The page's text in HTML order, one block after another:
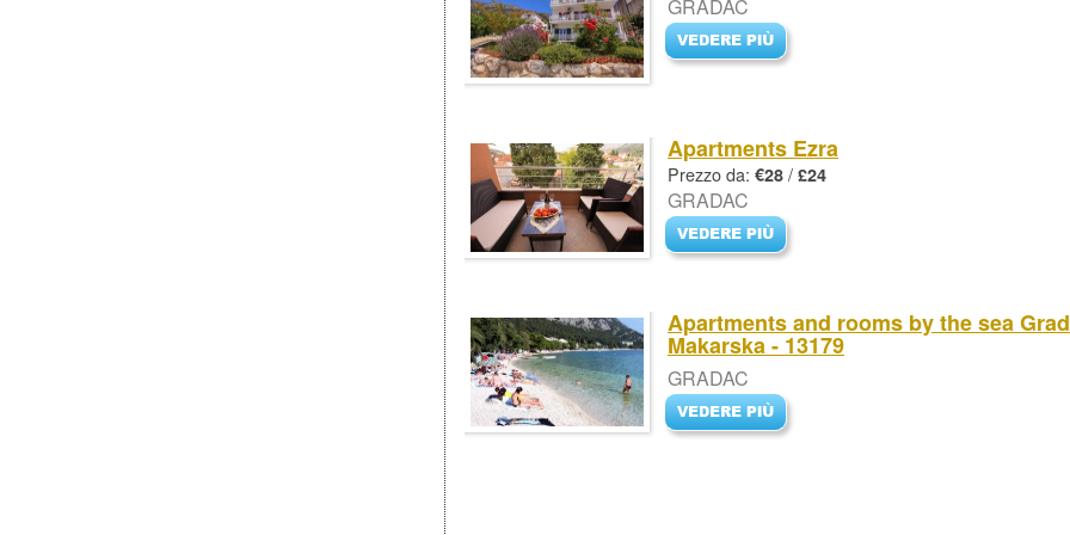
GRADAC
Apartments Ezra
Prezzo da: €28 / £24
GRADAC
Apartments and rooms by the sea
Makarska - 13179
GRADAC